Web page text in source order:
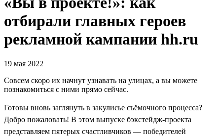
отбирали главных героев
рекламной кампании hh.ru
19 мая 2022
Совсем скоро их начнут узнавать на улицах, а вы можете
познакомиться с ними прямо сейчас.
Готовы вновь заглянуть в закулисье съёмочного процесса?
Добро пожаловать! В этом выпуске бэкстейдж-проекта
представляем пятерых счастливчиков — победителей